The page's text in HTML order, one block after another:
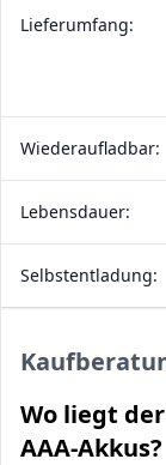
Lieferumfang:
Wiederaufladbar:
Lebensdauer:
Selbstentladung:
Wo liegt
AAA-Akkus?